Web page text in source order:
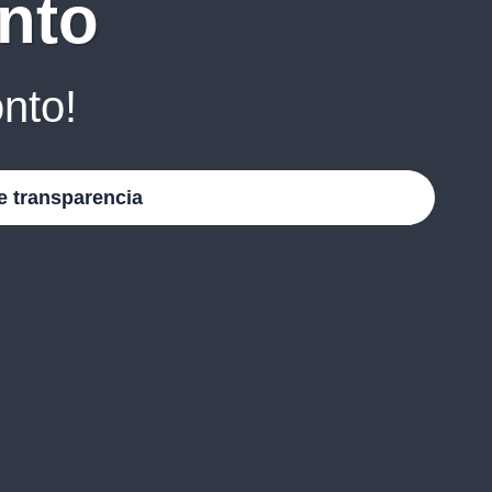
transparencia